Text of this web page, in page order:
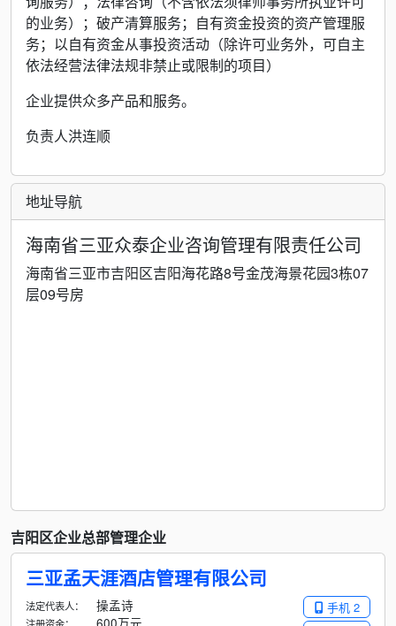
的业务）；破产清算服务；自有资金投资的资产管理服
务；以自有资金从事投资活动（除许可业务外，可自主
依法经营法律法规非禁止或限制的项目）
企业提供众多产品和服务。
负责人洪连顺
地址导航
海南省三亚众泰企业咨询管理有限责任公司
海南省三亚市吉阳区吉阳海花路8号金茂海景花园3栋07
层09号房
吉阳区企业总部管理企业
三亚孟天涯酒店管理有限公司
手机 2
法定代表人： 操孟诗
600万元